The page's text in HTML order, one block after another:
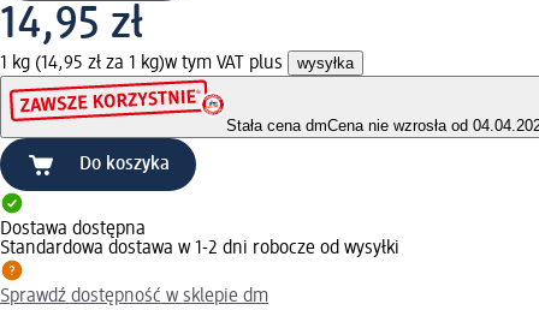
14,95 zł
1 kg (14,95 zł za 1 kg)w tym VAT plus wysyłka
Stała cena dmCena nie wzrosła od
Do koszyka
Dostawa dostępna
Standardowa dostawa w 1-2 dni robocze od wysyłki
Sprawdź dostępność w sklepie dm